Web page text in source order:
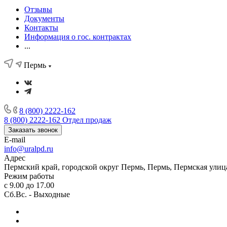
Отзывы
Документы
Контакты
Информация о гос. контрактах
...
Пермь
8 (800) 2222-162
8 (800) 2222-162 Отдел продаж
Заказать звонок
E-mail
info@uralpd.ru
Адрес
Пермский край, городской округ Пермь, Пермь, Пермская
Режим работы
с 9.00 до 17.00
Сб.Вс. - Выходные